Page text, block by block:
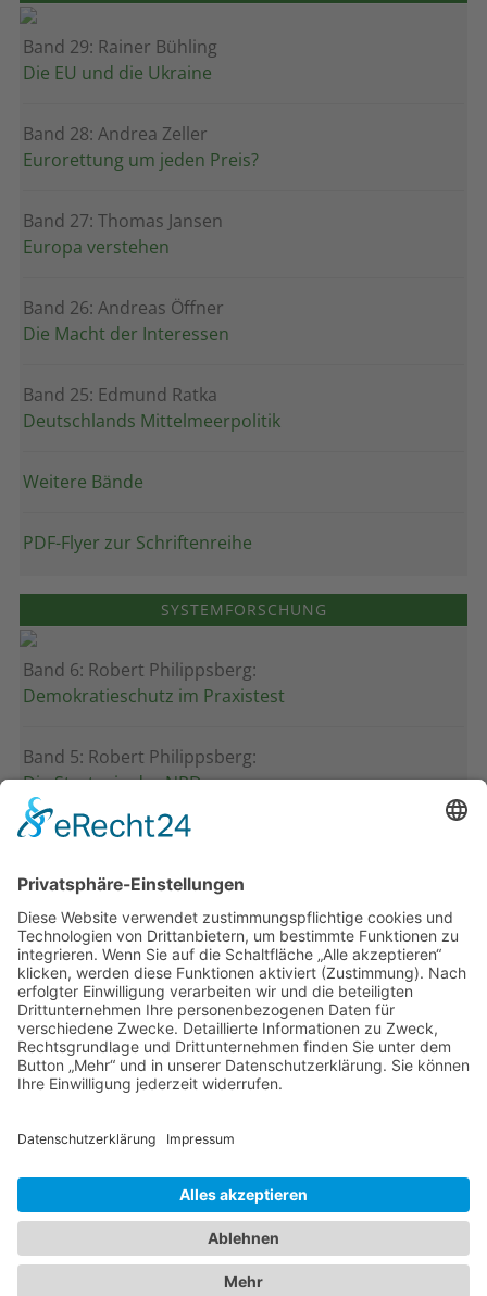
Band 29: Rainer Bühling
Die EU und die Ukraine
Band 28: Andrea Zeller
Eurorettung um jeden Preis?
Band 27: Thomas Jansen
Europa verstehen
Band 26: Andreas Öffner
Die Macht der Interessen
Band 25: Edmund Ratka
Deutschlands Mittelmeerpolitik
Weitere Bände
PDF-Flyer zur Schriftenreihe
SYSTEMFORSCHUNG
Band 6: Robert Philippsberg:
Demokratieschutz im Praxistest
Band 5: Robert Philippsberg:
Die Strategie der NPD
Band 4: Uwe Wagschal (Hg.):
Band 3: Katharina Ober
Schwarz-grüne Koalitionen in nordrhein-
westfälischen Kommunen
Band 2: Sophia Burkhardt
Programmfabrik gegen Medienimperium
Band 1: Robert Kaiser
PDF-Flyer zur Schriftenreihe